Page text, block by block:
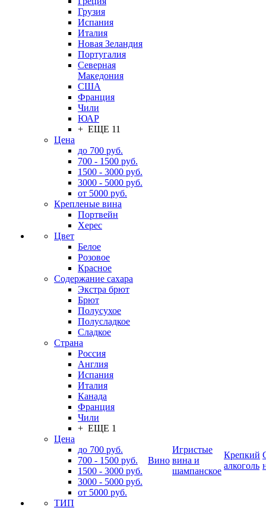
Грузия
Испания
Италия
Новая Зеландия
Португалия
Северная
Македония
США
Франция
Чили
ЮАР
+ ЕЩЕ 11
Цена
до 700 руб.
700 - 1500 руб.
1500 - 3000 руб.
3000 - 5000 руб.
от 5000 руб.
Крепленые вина
Портвейн
Херес
Цвет
Белое
Розовое
Красное
Содержание сахара
Экстра брют
Брют
Полусухое
Полусладкое
Сладкое
Страна
Россия
Англия
Испания
Италия
Канада
Франция
Чили
+ ЕЩЕ 1
Цена
до 700 руб.
700 - 1500 руб.
1500 - 3000 руб.
3000 - 5000 руб.
от 5000 руб.
ТИП
Вино
Игристые
вина и
шампанское
Крепкий
алкоголь